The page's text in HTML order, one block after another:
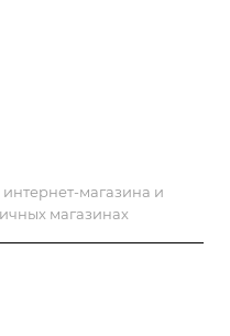
интернет-магазина и
магазинах